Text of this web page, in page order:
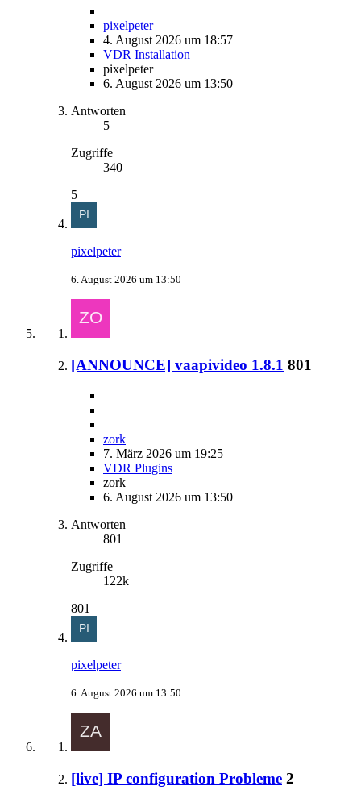
pixelpeter
4. August 2026 um 18:57
VDR Installation
pixelpeter
6. August 2026 um 13:50
Antworten
5
Zugriffe
340
5
pixelpeter
6. August 2026 um 13:50
[ANNOUNCE] vaapivideo 1.8.1 801
zork
7. März 2026 um 19:25
VDR Plugins
zork
6. August 2026 um 13:50
Antworten
801
Zugriffe
122k
801
pixelpeter
6. August 2026 um 13:50
[live] IP configuration Probleme 2